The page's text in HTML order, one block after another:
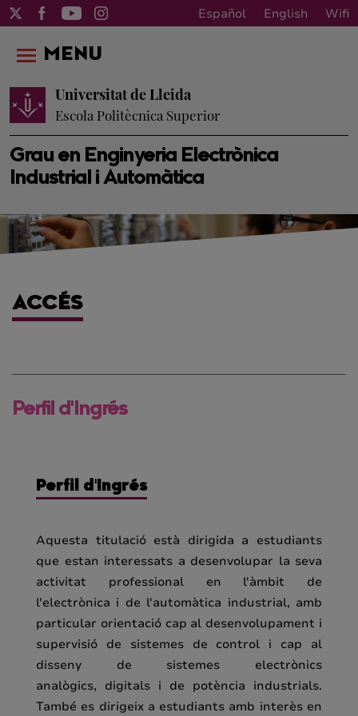
Español English Wifi
Grau en Enginyeria Electrònica
Industrial i Automàtica
Universitat de Lleida
Escola Politècnica Superior
MENU
ACCÉS
Perfil d'Ingrés
Perfil d'Ingrés
Aquesta titulació està dirigida a estudiants
que estan interessats a desenvolupar la seva
activitat professional en l'àmbit de
l'electrònica i de l'automàtica industrial, amb
particular orientació cap al desenvolupament i
supervisió de sistemes de control i cap al
disseny de sistemes electrònics
analògics, digitals i de potència industrials.
També es dirigeix a estudiants amb interès en